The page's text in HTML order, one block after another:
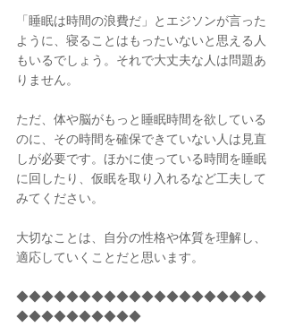
「睡眠は時間の浪費だ」とエジソンが言った
ように、寝ることはもったいないと思える人
もいるでしょう。それで大丈夫な人は問題あ
りません。
ただ、体や脳がもっと睡眠時間を欲している
のに、その時間を確保できていない人は見直
しが必要です。ほかに使っている時間を睡眠
に回したり、仮眠を取り入れるなど工夫して
みてください。
大切なことは、自分の性格や体質を理解し、
適応していくことだと思います。
◆◆◆◆◆◆◆◆◆◆◆◆◆◆◆◆◆◆◆◆
◆◆◆◆◆◆◆◆◆◆